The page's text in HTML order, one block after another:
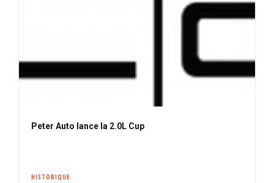
Peter Auto lance la 2.0L Cup
HISTORIQUE